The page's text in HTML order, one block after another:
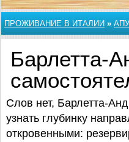
ПРОЖИВАНИЕ В ИТАЛИИ »
Барлетта-
Слов нет, Барлетта-
узнать глубинку
откровенными: